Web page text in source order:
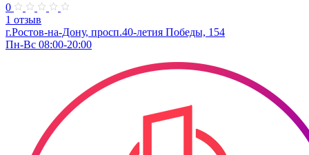
0
1 отзыв
г.Ростов-на-Дону, просп.40-летия Победы, 154
Пн-Вс 08:00-20:00